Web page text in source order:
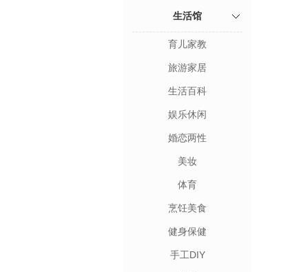
生活馆
育儿家教
旅游家居
生活百科
娱乐休闲
婚恋两性
美妆
体育
烹饪美食
健身保健
手工DIY